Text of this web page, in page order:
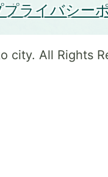
プライバシー
city. All Rights